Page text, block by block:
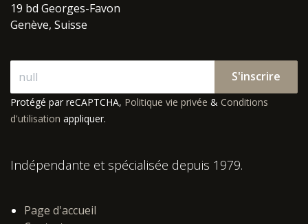
19 bd Georges-Favon
Genève, Suisse
S'inscrire
Protégé par reCAPTCHA, Politique vie privée & Conditions
d'utilisation appliquer.
Indépendante et spécialisée depuis 1979.
Page d'accueil